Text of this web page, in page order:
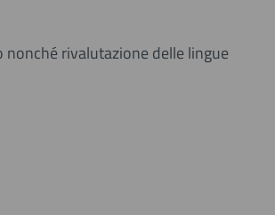
rivalutazione delle lingue